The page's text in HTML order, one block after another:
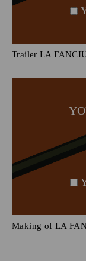
Trailer LA
Making of LA